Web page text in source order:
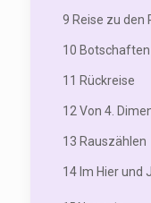
9 Reise zu den
10
11 Rückreise
12 Von 4.
13 Rauszählen
14 Im Hier und